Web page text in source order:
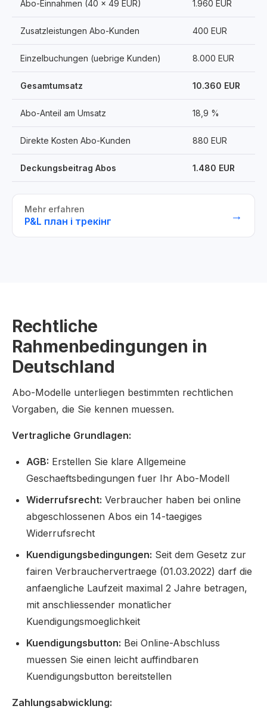
Abo-Einnahmen (40 x 49 EUR) 1.960 EUR
Zusatzleistungen Abo-Kunden 400 EUR
Einzelbuchungen (uebrige Kunden) 8.000 EUR
Gesamtumsatz 10.360 EUR
Abo-Anteil am Umsatz 18,9 %
Direkte Kosten Abo-Kunden 880 EUR
Deckungsbeitrag Abos 1.480 EUR
Mehr erfahren
P&L план і трекінг →
Rechtliche
Rahmenbedingungen in
Deutschland
Abo-Modelle unterliegen bestimmten rechtlichen
Vorgaben, die Sie kennen muessen.
Vertragliche Grundlagen:
AGB: Erstellen Sie klare Allgemeine
Geschaeftsbedingungen fuer Ihr Abo-Modell
Widerrufsrecht: Verbraucher haben bei online
abgeschlossenen Abos ein 14-taegiges
Widerrufsrecht
Kuendigungsbedingungen: Seit dem Gesetz zur
fairen Verbrauchervertraege (01.03.2022) darf die
anfaengliche Laufzeit maximal 2 Jahre betragen,
mit anschliessender monatlicher
Kuendigungsmoeglichkeit
Kuendigungsbutton: Bei Online-Abschluss
muessen Sie einen leicht auffindbaren
Kuendigungsbutton bereitstellen
Zahlungsabwicklung: